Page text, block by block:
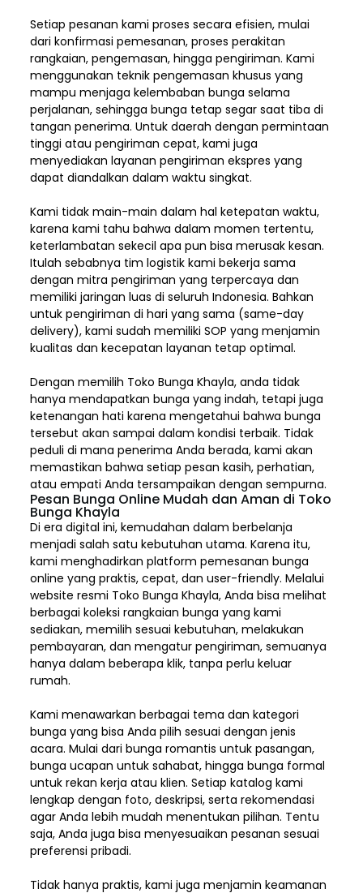
Setiap pesanan kami proses secara efisien, mulai
dari konfirmasi pemesanan, proses perakitan
rangkaian, pengemasan, hingga pengiriman. Kami
menggunakan teknik pengemasan khusus yang
mampu menjaga kelembaban bunga selama
perjalanan, sehingga bunga tetap segar saat tiba di
tangan penerima. Untuk daerah dengan permintaan
tinggi atau pengiriman cepat, kami juga
menyediakan layanan pengiriman ekspres yang
dapat diandalkan dalam waktu singkat.
Kami tidak main-main dalam hal ketepatan waktu,
karena kami tahu bahwa dalam momen tertentu,
keterlambatan sekecil apa pun bisa merusak kesan.
Itulah sebabnya tim logistik kami bekerja sama
dengan mitra pengiriman yang terpercaya dan
memiliki jaringan luas di seluruh Indonesia. Bahkan
untuk pengiriman di hari yang sama (same-day
delivery), kami sudah memiliki SOP yang menjamin
kualitas dan kecepatan layanan tetap optimal.
Dengan memilih Toko Bunga Khayla, anda tidak
hanya mendapatkan bunga yang indah, tetapi juga
ketenangan hati karena mengetahui bahwa bunga
tersebut akan sampai dalam kondisi terbaik. Tidak
peduli di mana penerima Anda berada, kami akan
memastikan bahwa setiap pesan kasih, perhatian,
atau empati Anda tersampaikan dengan sempurna.
Pesan Bunga Online Mudah dan Aman di Toko
Bunga Khayla
Di era digital ini, kemudahan dalam berbelanja
menjadi salah satu kebutuhan utama. Karena itu,
kami menghadirkan platform pemesanan bunga
online yang praktis, cepat, dan user-friendly. Melalui
website resmi Toko Bunga Khayla, Anda bisa melihat
berbagai koleksi rangkaian bunga yang kami
sediakan, memilih sesuai kebutuhan, melakukan
pembayaran, dan mengatur pengiriman,semuanya
hanya dalam beberapa klik, tanpa perlu keluar
rumah.
Kami menawarkan berbagai tema dan kategori
bunga yang bisa Anda pilih sesuai dengan jenis
acara. Mulai dari bunga romantis untuk pasangan,
bunga ucapan untuk sahabat, hingga bunga formal
untuk rekan kerja atau klien. Setiap katalog kami
lengkap dengan foto, deskripsi, serta rekomendasi
agar Anda lebih mudah menentukan pilihan. Tentu
saja, Anda juga bisa menyesuaikan pesanan sesuai
preferensi pribadi.
Tidak hanya praktis, kami juga menjamin keamanan